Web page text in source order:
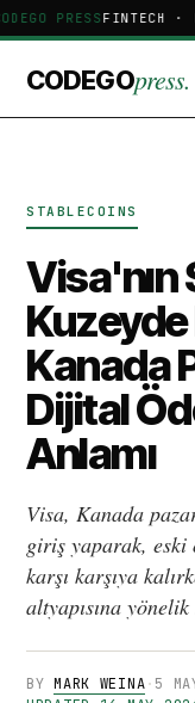
PRESS FINTECH ·
CODEGOpress.
STABLECOINS
Visa'nın
Kuzeyde
Kanada
Dijital
Anlamı
Visa, Kanada
giriş yaparak, eski
karşı karşıya
altyapısına
BYMARK WEINA· 5